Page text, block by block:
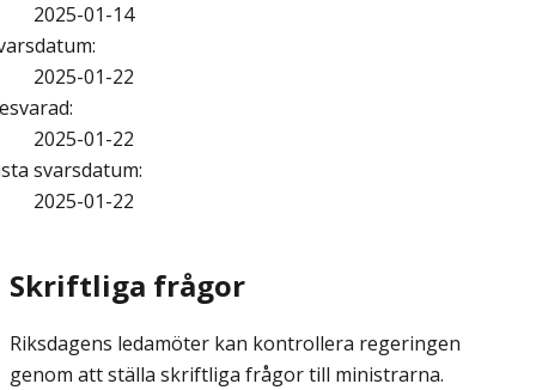
2025-01-14
:
2025-01-22
:
2025-01-22
svarsdatum:
2025-01-22
Skriftliga frågor
Riksdagens ledamöter kan kontrollera regeringen
genom att ställa skriftliga frågor till ministrarna.